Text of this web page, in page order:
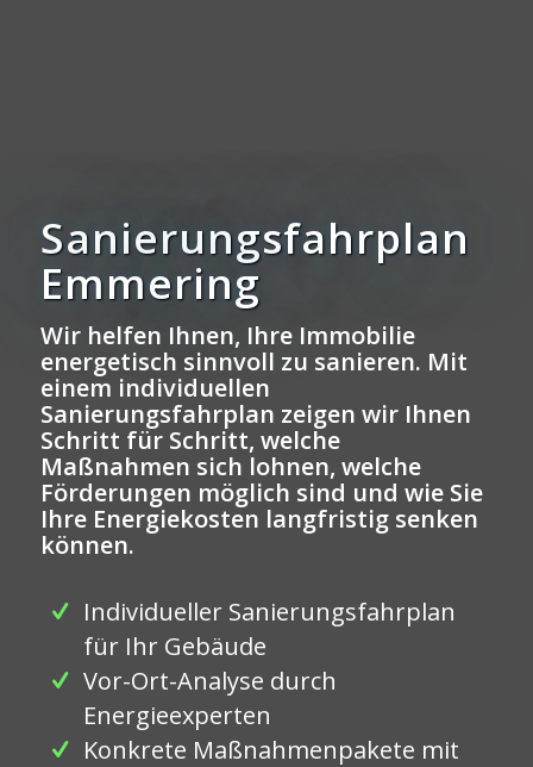
Sanierungsfahrplan
Emmering
Wir helfen Ihnen, Ihre Immobilie
energetisch sinnvoll zu sanieren. Mit
einem individuellen
Sanierungsfahrplan zeigen wir Ihnen
Schritt für Schritt, welche
Maßnahmen sich lohnen, welche
Förderungen möglich sind und wie Sie
Ihre Energiekosten langfristig senken
können.
Individueller Sanierungsfahrplan
für Ihr Gebäude
Vor-Ort-Analyse durch
Energieexperten
Konkrete Maßnahmenpakete mit